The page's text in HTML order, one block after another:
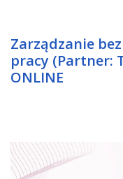
Zarządzanie
pracy (Partner:
ONLINE